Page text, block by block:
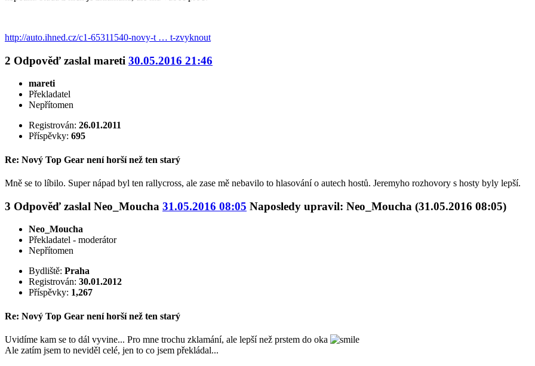
http://auto.ihned.cz/c1-65311540-novy-t … t-zvyknout
2 Odpověď zaslal mareti 30.05.2016 21:46
mareti
Překladatel
Nepřítomen
Registrován: 26.01.2011
Příspěvky: 695
Re: Nový Top Gear není horší než ten starý
Mně se to líbilo. Super nápad byl ten rallycross, ale zase mě nebavilo to hlasování o autech hostů. Jeremyho rozhovory s hosty byly lepší.
3 Odpověď zaslal Neo_Moucha 31.05.2016 08:05 Naposledy upravil: Neo_Moucha (31.05.2016 08:05)
Neo_Moucha
Překladatel - moderátor
Nepřítomen
Bydliště: Praha
Registrován: 30.01.2012
Příspěvky: 1,267
Re: Nový Top Gear není horší než ten starý
Uvidíme kam se to dál vyvine... Pro mne trochu zklamání, ale lepší než prstem do oka
Ale zatím jsem to neviděl celé, jen to co jsem překládal...